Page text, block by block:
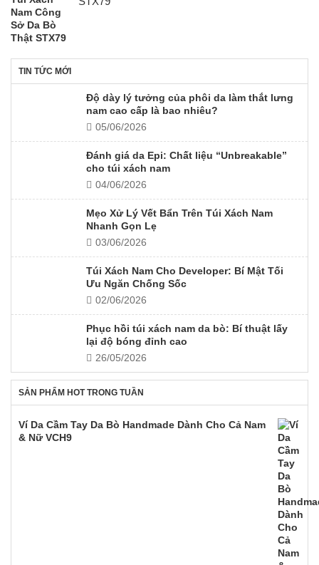
TIN TỨC MỚI
Độ dày lý tưởng của phôi da làm thắt lưng
nam cao cấp là bao nhiêu?
05/06/2026
Đánh giá da Epi: Chất liệu “Unbreakable”
cho túi xách nam
04/06/2026
Mẹo Xử Lý Vết Bẩn Trên Túi Xách Nam
Nhanh Gọn Lẹ
03/06/2026
Túi Xách Nam Cho Developer: Bí Mật Tối
Ưu Ngăn Chống Sốc
02/06/2026
Phục hồi túi xách nam da bò: Bí thuật lấy
lại độ bóng đỉnh cao
26/05/2026
SẢN PHẨM HOT TRONG TUẦN
Ví Da Cầm Tay Da Bò Handmade Dành Cho Cả Nam
& Nữ VCH9